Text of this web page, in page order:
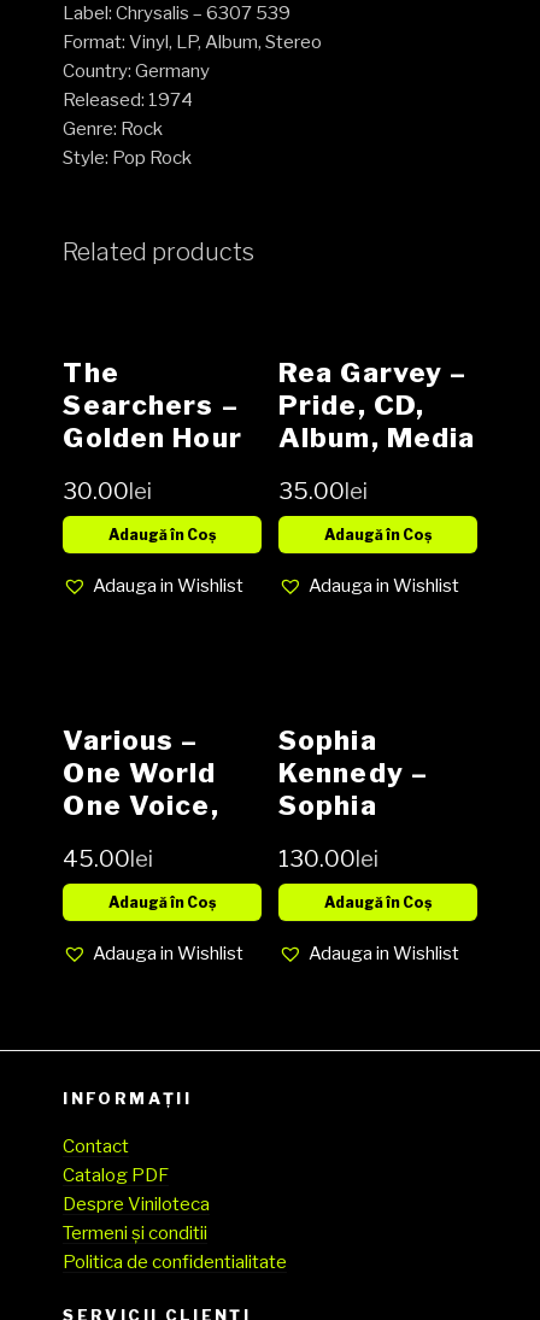
Label: Chrysalis – 6307 539
Format: Vinyl, LP, Album, Stereo
Country: Germany
Released: 1974
Genre: Rock
Style: Pop Rock
Related products
The
Searchers ‎–
Golden Hour
Searchers
Vinyl, LP,
Stereo media
30.00lei
Adaugă în Coș
Adauga in Wishlist
Rea Garvey –
Pride, CD,
Album, Media
35.00lei
Adaugă în Coș
Adauga in Wishlist
Various –
One World
One Voice,
Media EX,
Cover VG
45.00lei
Adaugă în Coș
Adauga in Wishlist
Sophia
Kennedy ‎–
Sophia
Vinyl LP
130.00lei
Adaugă în Coș
Adauga in Wishlist
INFORMAȚII
Contact
Catalog PDF
Despre Viniloteca
Termeni și conditii
Politica de confidentialitate
SERVICII CLIENŢI